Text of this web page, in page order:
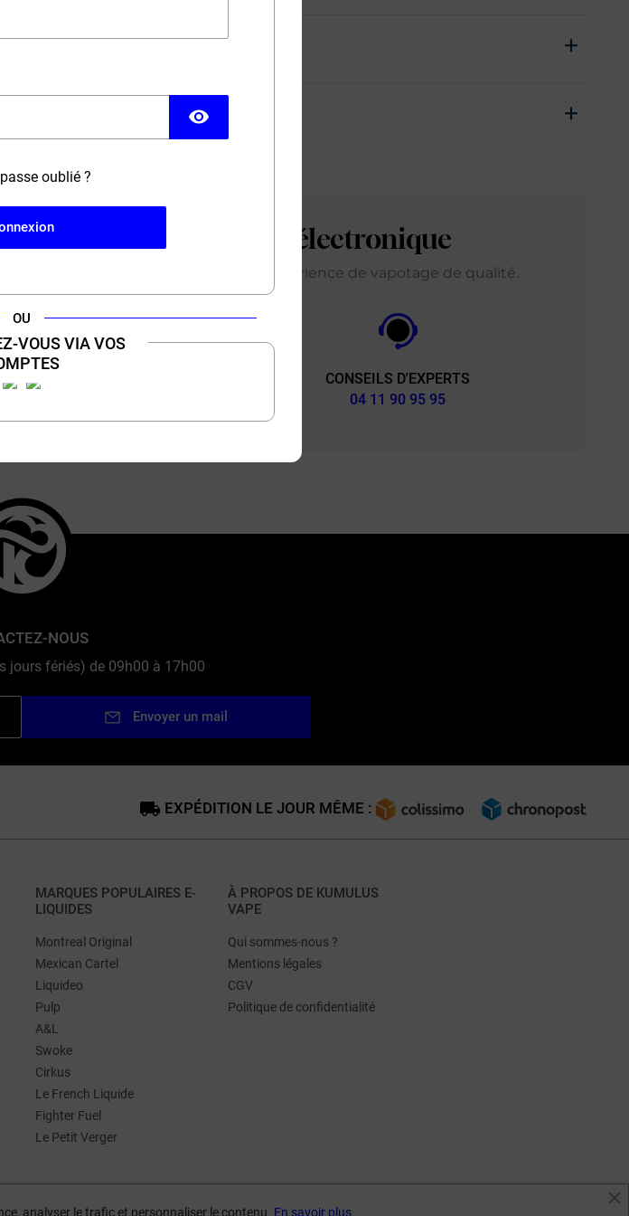
visibility
oublié ?
OU
VOUS VIA VOS
expert de la cigarette électronique
de la vape pour vous offrir une expérience de vapotage de qualité.
CONSEILS D'EXPERTS
04 11 90 95 95
NOUS
jours fériés) de 09h00 à 17h00
Envoyer un mail
EXPÉDITION LE JOUR MÊME :
MARQUES POPULAIRES E-
LIQUIDES
Montreal Original
Mexican Cartel
Liquideo
Pulp
A&L
Swoke
Cirkus
Le French Liquide
Fighter Fuel
Le Petit Verger
À PROPOS DE KUMULUS
VAPE
Qui sommes-nous ?
Mentions légales
CGV
Politique de confidentialité
analyser le trafic et personnaliser le contenu. En savoir plus